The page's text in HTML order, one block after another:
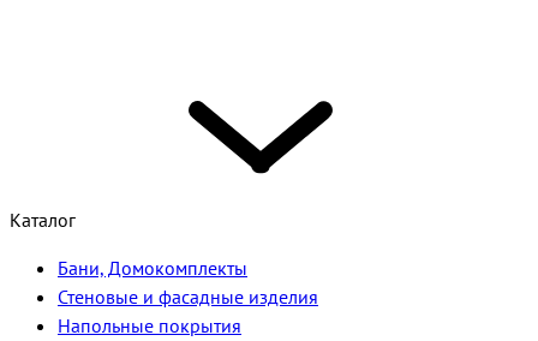
Каталог
Бани, Домокомплекты
Стеновые и фасадные изделия
Напольные покрытия